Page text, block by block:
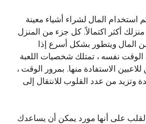
استخدام المال لشراء أشياء معينة
أكثر اكتمالاً. كل جزء من المنزل
المال ويتطور بشكل أسرع إذا
نفسه ، تمتلك شخصيات اللعبة
الاستفادة منها. بمرور الوقت ،
وتزيد من عدد القلوب للانتقال إلى
على أنها مورد يمكن أن يساعدك